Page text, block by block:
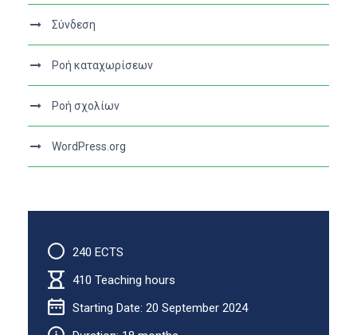
Σύνδεση
Ροή καταχωρίσεων
Ροή σχολίων
WordPress.org
240 ECTS
410 Teaching hours
Starting Date: 20 September 2024